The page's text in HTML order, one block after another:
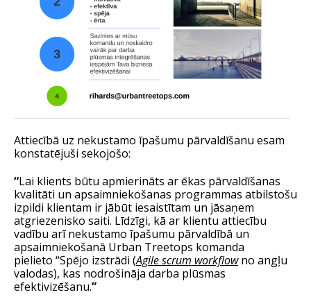
Attiecībā uz nekustamo īpašumu pārvaldīšanu esam
konstatējuši sekojošo:
“Lai klients būtu apmierināts ar ēkas pārvaldīšanas
kvalitāti un apsaimniekošanas programmas atbilstošu
izpildi klientam ir jābūt iesaistītam un jāsaņem
atgriezenisko saiti. Līdzīgi, kā ar klientu attiecību
vadību arī nekustamo īpašumu pārvaldībā un
apsaimniekošanā Urban Treetops komanda
pielieto “Spējo izstrādi (Agile scrum workflowno angļu
valodas), kas nodrošināja darba plūsmas
efektivizēšanu.”